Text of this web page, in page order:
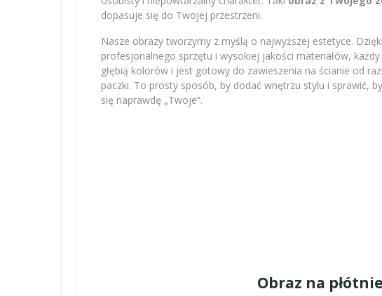
dopasuje się do Twojej przestrzeni.
Nasze obrazy tworzymy z myślą o najwyższej estetyce.
profesjonalnego sprzętu i wysokiej jakości materiałów,
głębią kolorów i jest gotowy do zawieszenia na ścianie od
paczki. To prosty sposób, by dodać wnętrzu stylu i sprawić,
się naprawdę „Twoje”.
Obraz na